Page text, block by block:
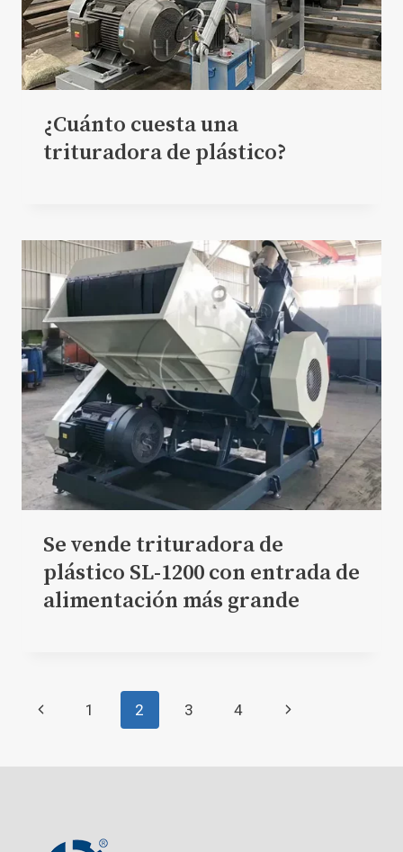
¿Cuánto cuesta una
trituradora de plástico?
Se vende trituradora de
plástico SL-1200 con entrada de
alimentación más grande
Navegación
Página
1 2 3 4
Siguiente